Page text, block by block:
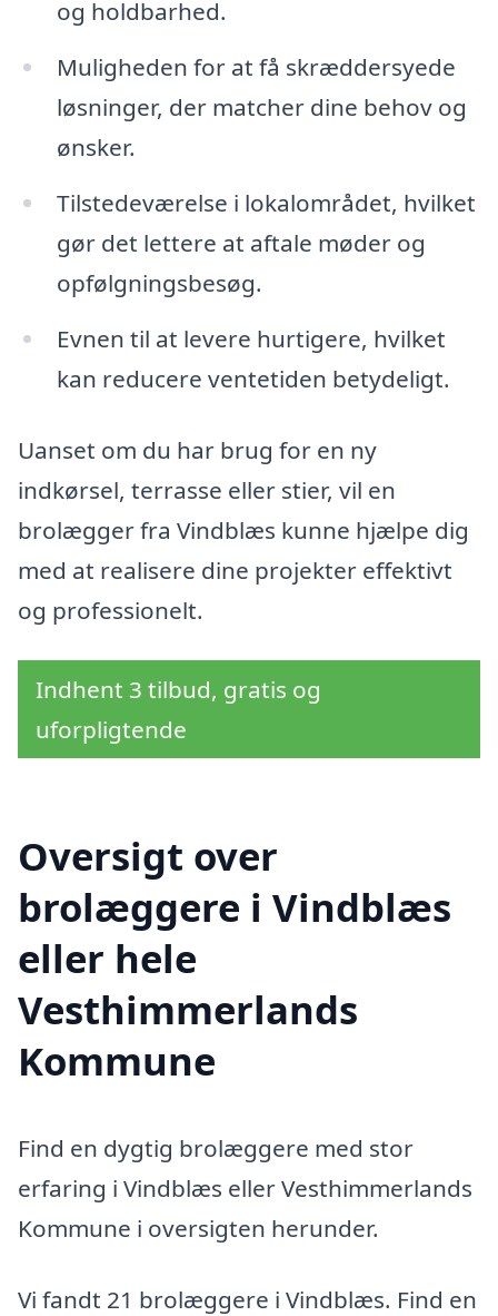
og holdbarhed.
Muligheden for at få skræddersyede
løsninger, der matcher dine behov og
ønsker.
Tilstedeværelse i lokalområdet, hvilket
gør det lettere at aftale møder og
opfølgningsbesøg.
Evnen til at levere hurtigere, hvilket
kan reducere ventetiden betydeligt.
Uanset om du har brug for en ny
indkørsel, terrasse eller stier, vil en
brolægger fra Vindblæs kunne hjælpe dig
med at realisere dine projekter effektivt
og professionelt.
Indhent 3 tilbud, gratis og
uforpligtende
Oversigt over
brolæggere i Vindblæs
eller hele
Vesthimmerlands
Kommune
Find en dygtig brolæggere med stor
erfaring i Vindblæs eller Vesthimmerlands
Kommune i oversigten herunder.
Vi fandt 21 brolæggere i Vindblæs. Find en